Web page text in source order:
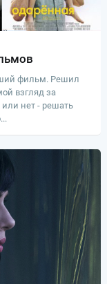
фильм. Решил
взгляд за
нет - решать